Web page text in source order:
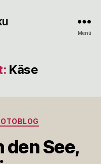
Menü
Käse
den See,